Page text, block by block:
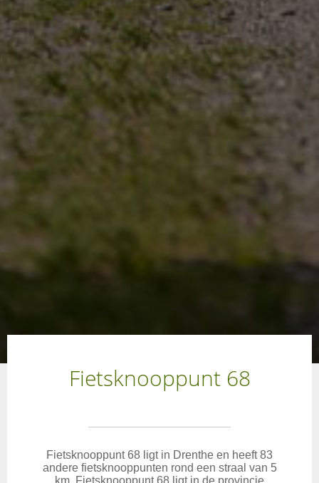
Fietsknooppunt 68
Fietsknooppunt 68 ligt in Drenthe en heeft 83
andere fietsknooppunten rond een straal van 5
km. Fietsknooppunt 68 ligt in de provincie